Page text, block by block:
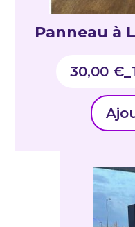
Panneau à
IP65 sur
HF
30,00 €